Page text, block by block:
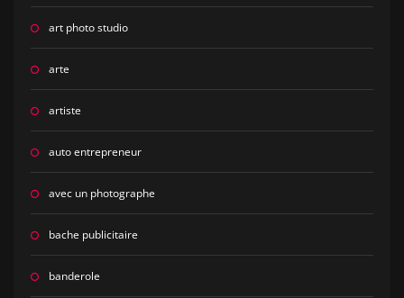
art photo studio
arte
artiste
auto entrepreneur
avec un photographe
bache publicitaire
banderole